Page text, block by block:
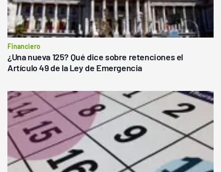
Financiero
¿Una nueva 125? Qué dice sobre retenciones el
Artículo 49 de la Ley de Emergencia